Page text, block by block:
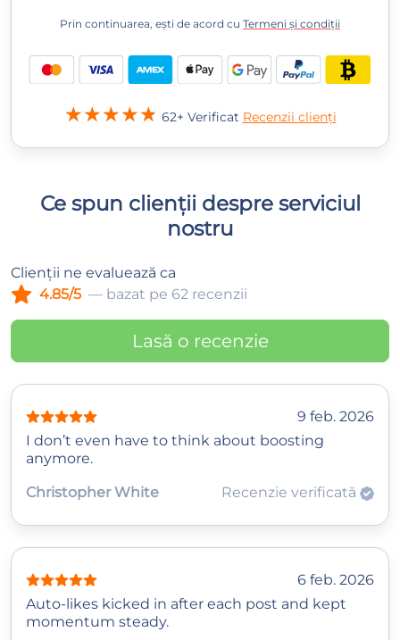
Prin continuarea, ești de acord cu Termeni și condiții
62+ Verificat Recenzii clienți
Ce spun clienții despre serviciul
nostru
Clienții ne evaluează ca
4.85/5 — bazat pe 62 recenzii
Lasă o recenzie
9 feb. 2026
I don’t even have to think about boosting
anymore.
Christopher White
Recenzie verificată
6 feb. 2026
Auto‑likes kicked in after each post and kept
momentum steady.